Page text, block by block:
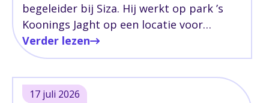
begeleider bij Siza. Hij werkt op park ’s
Koonings Jaght op een locatie voor
volwassenen met een ernstig
verstandelijke beperking en moeilijk
Verder lezen
17 juli 2026